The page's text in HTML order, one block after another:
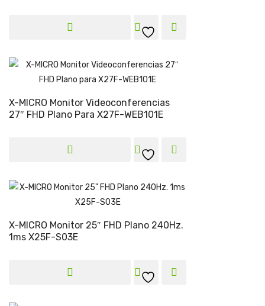
X-MICRO Monitor Videoconferencias
27″ FHD Plano Para X27F-WEB101E
X-MICRO Monitor 25″ FHD Plano 240Hz.
1ms X25F-S03E